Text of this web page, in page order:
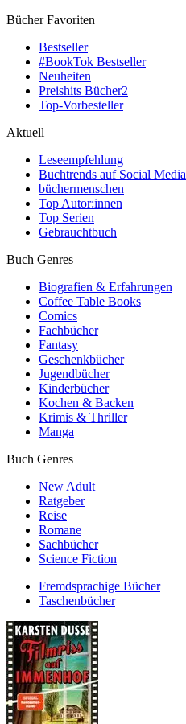
Bücher Favoriten
Bestseller
#BookTok Bestseller
Neuheiten
Preishits Bücher2
Top-Vorbesteller
Aktuell
Leseempfehlung
Buchtrends auf Social Media
büchermenschen
Top Autor:innen
Top Serien
Gebrauchtbuch
Buch Genres
Biografien & Erfahrungen
Coffee Table Books
Comics
Fachbücher
Fantasy
Geschenkbücher
Jugendbücher
Kinderbücher
Kochen & Backen
Krimis & Thriller
Manga
Buch Genres
New Adult
Ratgeber
Reise
Romane
Sachbücher
Science Fiction
Fremdsprachige Bücher
Taschenbücher